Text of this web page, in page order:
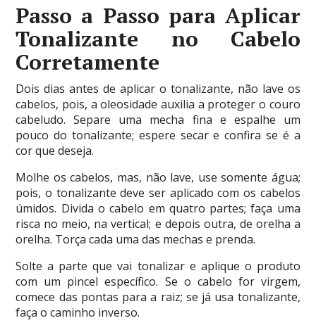
Passo a Passo para Aplicar
Tonalizante no Cabelo
Corretamente
Dois dias antes de aplicar o tonalizante, não lave os
cabelos, pois, a oleosidade auxilia a proteger o couro
cabeludo. Separe uma mecha fina e espalhe um
pouco do tonalizante; espere secar e confira se é a
cor que deseja.
Molhe os cabelos, mas, não lave, use somente água;
pois, o tonalizante deve ser aplicado com os cabelos
úmidos. Divida o cabelo em quatro partes; faça uma
risca no meio, na vertical; e depois outra, de orelha a
orelha. Torça cada uma das mechas e prenda.
Solte a parte que vai tonalizar e aplique o produto
com um pincel específico. Se o cabelo for virgem,
comece das pontas para a raiz; se já usa tonalizante,
faça o caminho inverso.